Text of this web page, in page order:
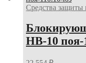
Средства защиты
НВ-10 поя-